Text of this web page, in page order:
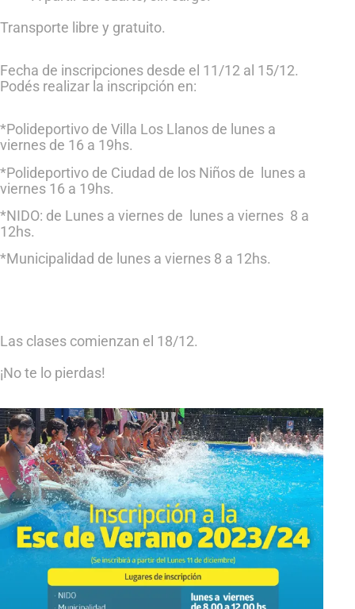
Transporte libre y gratuito.
Fecha de inscripciones desde el 11/12 al 15/12.
Podés realizar la inscripción en:
*Polideportivo de Villa Los Llanos de lunes a
viernes de 16 a 19hs.
*Polideportivo de Ciudad de los Niños de lunes a
viernes 16 a 19hs.
*NIDO: de Lunes a viernes de lunes a viernes 8 a
12hs.
*Municipalidad de lunes a viernes 8 a 12hs.
Las clases comienzan el 18/12.
¡No te lo pierdas!